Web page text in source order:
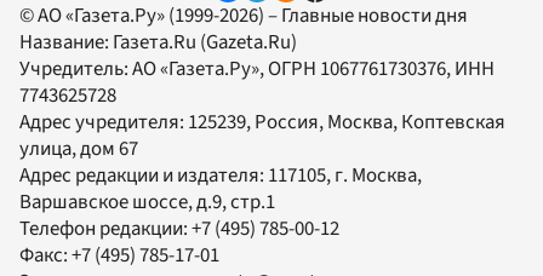
© АО «Газета.Ру» (1999-2026) – Главные новости дня
Название: Газета.Ru (Gazeta.Ru)
Учредитель:АО «Газета.Ру», ОГРН 1067761730376, ИНН
7743625728
Адрес учредителя: 125239, Россия, Москва, Коптевская
улица, дом 67
Адрес редакции и издателя: 117105, г. Москва,
Варшавское шоссе, д.9, стр.1
Телефон редакции:+7 (495) 785-00-12
Факс:+7 (495) 785-17-01